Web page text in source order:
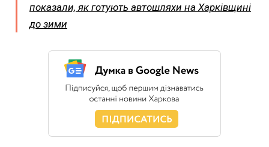
показали, як готують автошляхи на Харківщині
до зими